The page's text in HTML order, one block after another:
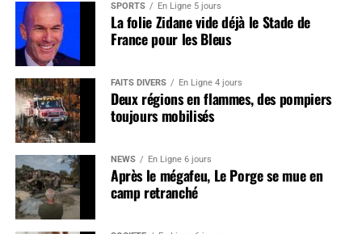
SPORTS En Ligne 5 jours
La folie Zidane vide déjà le Stade de
France pour les Bleus
FAITS DIVERS En Ligne 4 jours
Deux régions en flammes, des pompiers
toujours mobilisés
NEWS En Ligne 6 jours
Après le mégafeu, Le Porge se mue en
camp retranché